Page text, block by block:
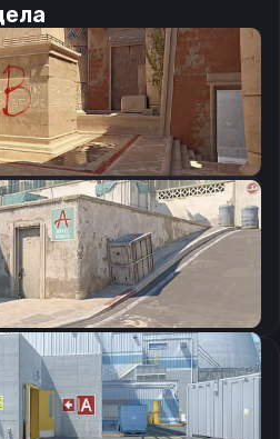
atpbL-HLAfD